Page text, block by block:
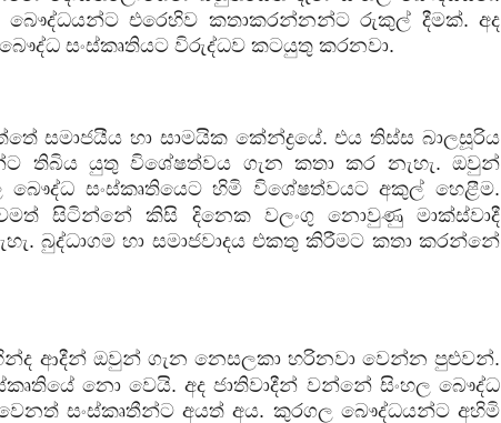
බෞද්ධයන්ට එරෙහිව කතාකරන්නන්ට රුකුල් දීමක්. අද
සංස්කෘතියට විරුද්ධව කටයුතු කරනවා.
සමාජයීය හා සාමයික කේන්ද්‍රයේ. එය තිස්ස බාලසූරිය
තිබිය යුතු විශේෂත්වය ගැන කතා කර නැහැ. ඔවුන්
බෞද්ධ සංස්කෘතියෙට හිමි විශේෂත්වයට අකුල් හෙළීම.
සිටින්නේ කිසි දිනෙක වලංගු නොවුණු මාක්ස්වාදී
බුද්ධාගම හා සමාජවාදය එකතු කිරීමට කතා කරන්නේ
ආදීන් ඔවුන් ගැන නෙසලකා හරිනවා වෙන්න පුළුවන්.
නො වෙයි. අද ජාතිවාදීන් වන්නේ සිංහල බෞද්ධ
සංස්කෘතීන්ට අයත් අය. කුරගල බෞද්ධයන්ට අහිමි